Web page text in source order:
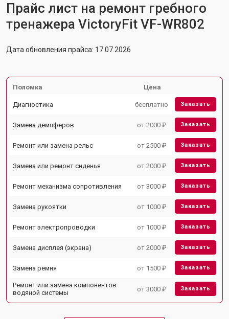
Прайс лист на ремонт гребного
тренажера VictoryFit VF-WR802
Дата обновления прайса: 17.07.2026
Поломка Цена
Диагностика бесплатно Заказать
Замена демпферов от 2000 ₽ Заказать
Ремонт или замена рельс от 2500 ₽ Заказать
Замена или ремонт сиденья от 2000 ₽ Заказать
Ремонт механизма сопротивления от 3000 ₽ Заказать
Замена рукоятки от 1000 ₽ Заказать
Ремонт электропроводки от 1000 ₽ Заказать
Замена дисплея (экрана) от 2000 ₽ Заказать
Замена ремня от 1500 ₽ Заказать
Ремонт или замена компонентов
водяной системы
от 3000 ₽ Заказать